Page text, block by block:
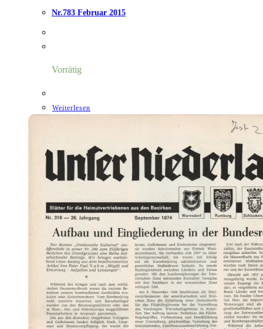
Nr.783 Februar 2015
Vorrätig
Weiterlesen